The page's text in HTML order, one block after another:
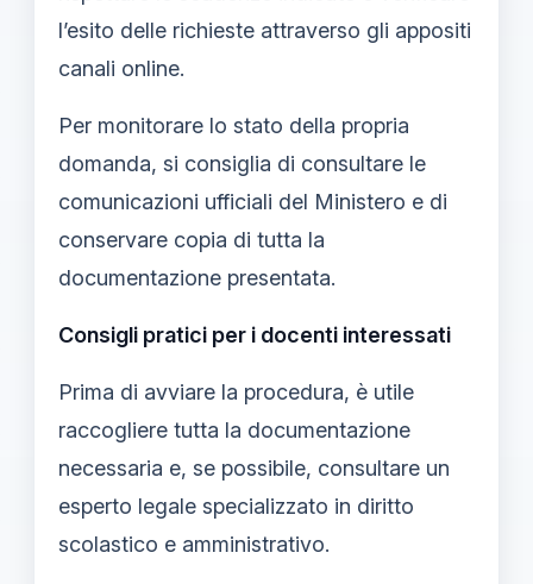
l’esito delle richieste attraverso gli appositi
canali online.
Per monitorare lo stato della propria
domanda, si consiglia di consultare le
comunicazioni ufficiali del Ministero e di
conservare copia di tutta la
documentazione presentata.
Consigli pratici per i docenti interessati
Prima di avviare la procedura, è utile
raccogliere tutta la documentazione
necessaria e, se possibile, consultare un
esperto legale specializzato in diritto
scolastico e amministrativo.